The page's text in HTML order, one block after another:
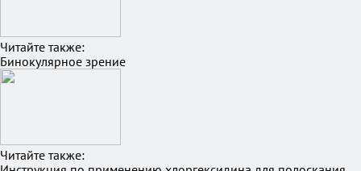
Читайте также:
Бинокулярное зрение
Читайте также: